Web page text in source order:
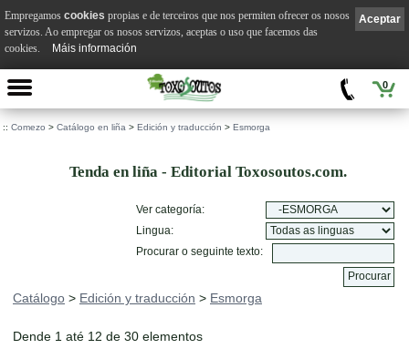
0
:: Comezo > Catálogo en liña > Edición y traducción > Esmorga
Tenda en liña - Editorial Toxosoutos.com.
Ver categoría:
Lingua:
Procurar o seguinte texto:
Catálogo > Edición y traducción > Esmorga
Dende 1 até 12 de 30 elementos
Aceptar
Empregamos cookies propias e de terceiros que nos permiten ofrecer os nosos
servizos. Ao empregar os nosos servizos, aceptas o uso que facemos das
cookies.
Máis información